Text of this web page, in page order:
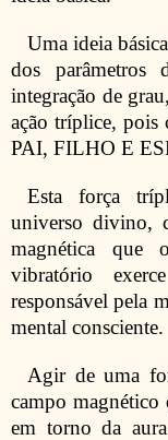
Uma ideia
dos parâmetros
integração de
ação tríplice, pois
PAI, FILHO E
Esta força
universo divino,
magnética que
vibratório
responsável pela
mental consciente.
Agir de uma
campo magnético
em torno da